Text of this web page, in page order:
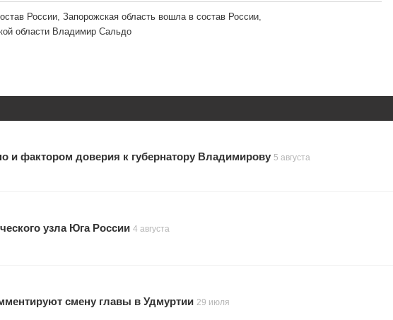
России, Запорожская область вошла в состав России,
области Владимир Сальдо
и фактором доверия к губернатору Владимирову 5 августа
узла Юга России 4 августа
смену главы в Удмуртии 29 июля